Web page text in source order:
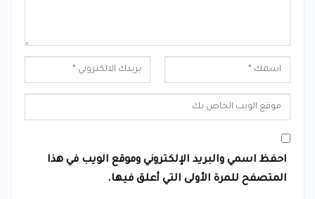
احفظ اسمي والبريد الإلكتروني وموقع الويب في هذا
المتصفح للمرة الأولى التي أعلق فيها.